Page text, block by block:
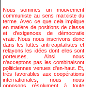
Nous sommes un mouvement
communiste au sens marxiste du
terme. Avec ce que cela implique
en matière de positions de classe
et d'exigences de démocratie
vraie. Nous nous inscrivons donc
dans les luttes anti-capitalistes et
relayons les idées dont elles sont
porteuses. Ainsi, nous
n'acceptons pas les combinaisont
politiciennes venues d'en-haut. Et,
très favorables aux coopérations
internationales, nous nous
opposons résolument à toute